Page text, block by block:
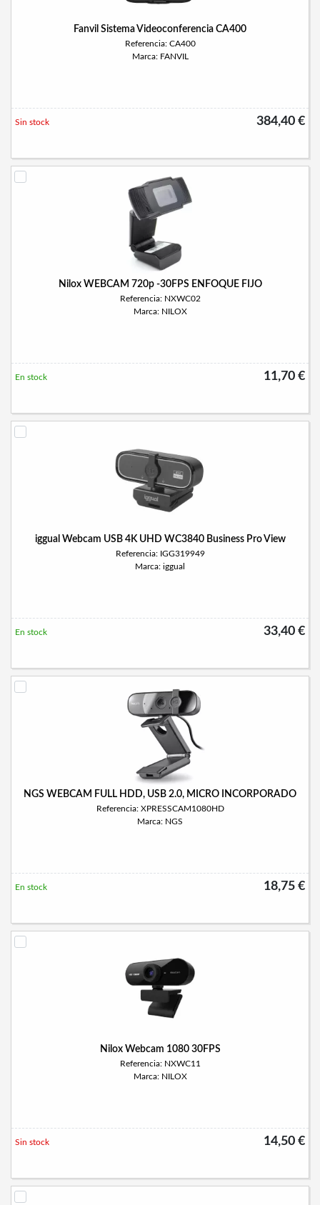
Fanvil Sistema Videoconferencia CA400
Referencia: CA400
Marca: FANVIL
384,40 €
Sin stock
Nilox WEBCAM 720p -30FPS ENFOQUE FIJO
Referencia: NXWC02
Marca: NILOX
11,70 €
En stock
iggual Webcam USB 4K UHD WC3840 Business Pro View
Referencia: IGG319949
Marca: iggual
33,40 €
En stock
NGS WEBCAM FULL HDD, USB 2.0, MICRO INCORPORADO
Referencia: XPRESSCAM1080HD
Marca: NGS
18,75 €
En stock
Nilox Webcam 1080 30FPS
Referencia: NXWC11
Marca: NILOX
14,50 €
Sin stock